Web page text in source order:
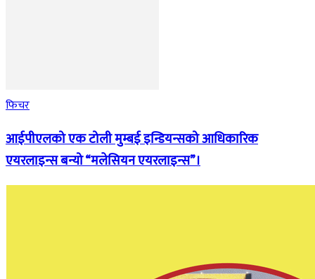
फिचर
आईपीएलको एक टोली मुम्बई इन्डियन्सको आधिकारिक
एयरलाइन्स बन्यो “मलेसियन एयरलाइन्स”।